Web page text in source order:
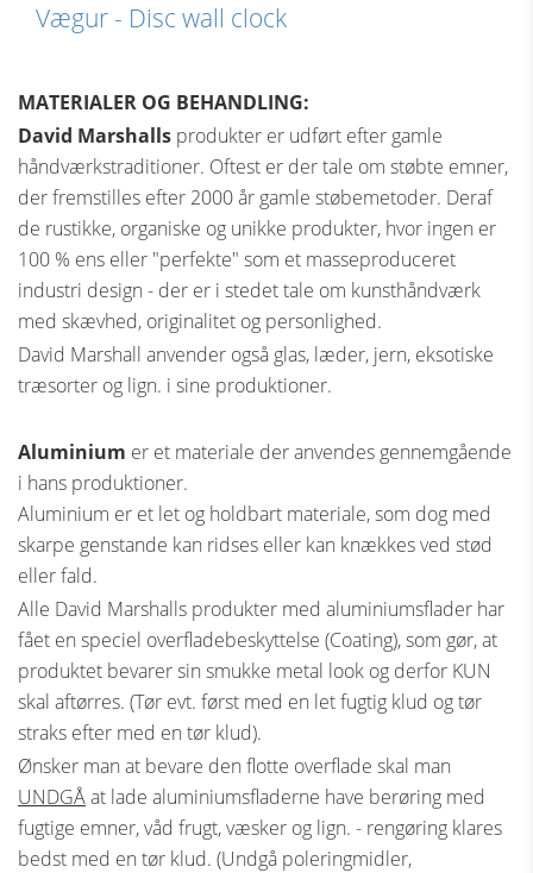
Vægur - Disc wall clock
MATERIALER OG BEHANDLING:
David Marshalls produkter er udført efter gamle
håndværkstraditioner. Oftest er der tale om støbte emner,
der fremstilles efter 2000 år gamle støbemetoder. Deraf
de rustikke, organiske og unikke produkter, hvor ingen er
100 % ens eller "perfekte" som et masseproduceret
industri design - der er i stedet tale om kunsthåndværk
med skævhed, originalitet og personlighed.
David Marshall anvender også glas, læder, jern, eksotiske
træsorter og lign. i sine produktioner.
Aluminium er et materiale der anvendes gennemgående
i hans produktioner.
Aluminium er et let og holdbart materiale, som dog med
skarpe genstande kan ridses eller kan knækkes ved stød
eller fald.
Alle David Marshalls produkter med aluminiumsflader har
fået en speciel overfladebeskyttelse (Coating), som gør, at
produktet bevarer sin smukke metal look og derfor KUN
skal aftørres. (Tør evt. først med en let fugtig klud og tør
straks efter med en tør klud).
Ønsker man at bevare den flotte overflade skal man
UNDGÅat lade aluminiumsfladerne have berøring med
fugtige emner, våd frugt, væsker og lign. - rengøring klares
bedst med en tør klud. (Undgå poleringmidler,